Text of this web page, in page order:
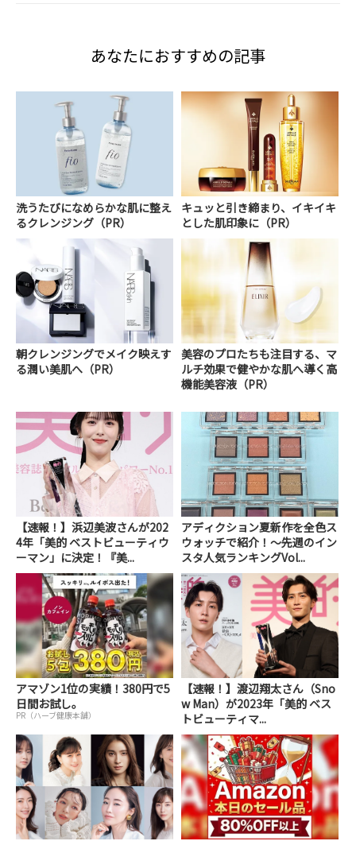
あなたにおすすめの記事
洗うたびになめらかな肌に整え
るクレンジング（PR）
キュッと引き締まり、イキイキ
とした肌印象に（PR）
朝クレンジングでメイク映えす
る潤い美肌へ（PR）
美容のプロたちも注目する、マ
ルチ効果で健やかな肌へ導く高
機能美容液（PR）
【速報！】浜辺美波さんが202
4年「美的 ベストビューティウ
ーマン」に決定！『美...
アディクション夏新作を全色ス
ウォッチで紹介！～先週のイン
スタ人気ランキングVol...
アマゾン1位の実績！380円で5
日間お試し。
PR（ハーブ健康本舗）
【速報！】渡辺翔太さん（Sno
w Man）が2023年「美的 ベス
トビューティマ...